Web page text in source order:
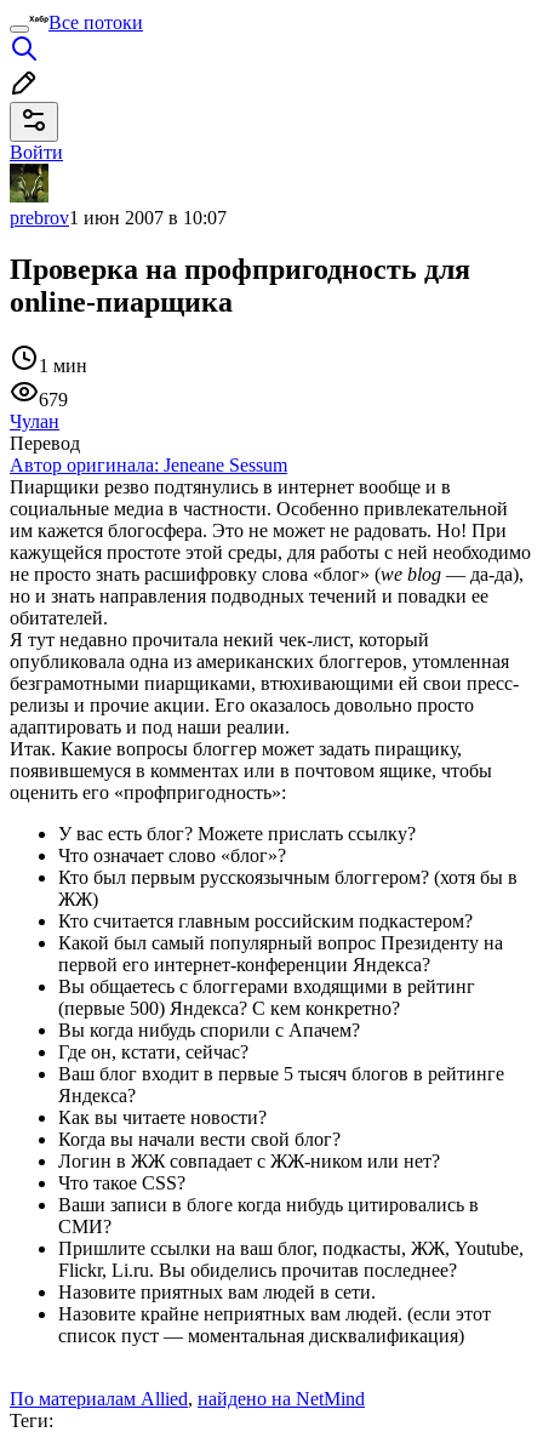
Все потоки
Войти
prebrov1 июн 2007 в 10:07
Проверка на профпригодность для
online-пиарщика
1 мин
679
Чулан
Перевод
Автор оригинала: Jeneane Sessum
Пиарщики резво подтянулись в интернет вообще и в
социальные медиа в частности. Особенно привлекательной
им кажется блогосфера. Это не может не радовать. Но! При
кажущейся простоте этой среды, для работы с ней необходимо
не просто знать расшифровку слова «блог» (we blog — да-да),
но и знать направления подводных течений и повадки ее
обитателей.
Я тут недавно прочитала некий чек-лист, который
опубликовала одна из американских блоггеров, утомленная
безграмотными пиарщиками, втюхивающими ей свои пресс-
релизы и прочие акции. Его оказалось довольно просто
адаптировать и под наши реалии.
Итак. Какие вопросы блоггер может задать пиращику,
появившемуся в комментах или в почтовом ящике, чтобы
оценить его «профпригодность»:
У вас есть блог? Можете прислать ссылку?
Что означает слово «блог»?
Кто был первым русскоязычным блоггером? (хотя бы в
ЖЖ)
Кто считается главным российским подкастером?
Какой был самый популярный вопрос Президенту на
первой его интернет-конференции Яндекса?
Вы общаетесь с блоггерами входящими в рейтинг
(первые 500) Яндекса? С кем конкретно?
Вы когда нибудь спорили с Апачем?
Где он, кстати, сейчас?
Ваш блог входит в первые 5 тысяч блогов в рейтинге
Яндекса?
Как вы читаете новости?
Когда вы начали вести свой блог?
Логин в ЖЖ совпадает с ЖЖ-ником или нет?
Что такое CSS?
Ваши записи в блоге когда нибудь цитировались в
СМИ?
Пришлите ссылки на ваш блог, подкасты, ЖЖ, Youtube,
Flickr, Li.ru. Вы обиделись прочитав последнее?
Назовите приятных вам людей в сети.
Назовите крайне неприятных вам людей. (если этот
список пуст — моментальная дисквалификация)
По материалам Allied, найдено на NetMind
Теги: